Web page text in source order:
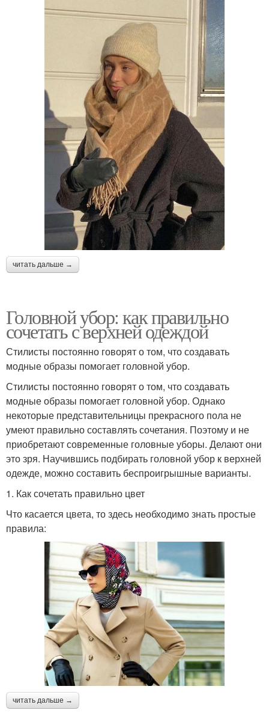
читать дальше →
Головной убор: как правильно
сочетать с верхней одеждой
Стилисты постоянно говорят о том, что создавать
модные образы помогает головной убор.
Стилисты постоянно говорят о том, что создавать
модные образы помогает головной убор. Однако
некоторые представительницы прекрасного пола не
умеют правильно составлять сочетания. Поэтому и не
приобретают современные головные уборы. Делают они
это зря. Научившись подбирать головной убор к верхней
одежде, можно составить беспроигрышные варианты.
1. Как сочетать правильно цвет
Что касается цвета, то здесь необходимо знать простые
правила:
читать дальше →